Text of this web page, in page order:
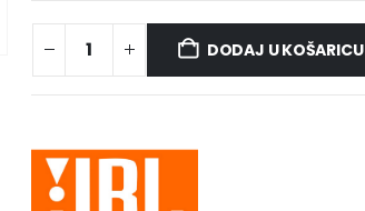
DODAJ U KOŠARICU